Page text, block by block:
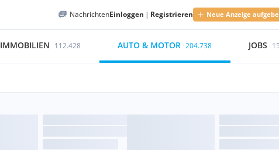
NachrichtenEinloggen | Registrieren Neue Anzeige
IMMOBILIEN 112.428 AUTO & MOTOR 204.738 JOBS